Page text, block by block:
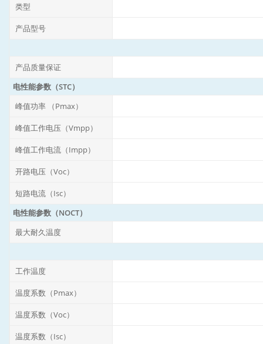
类型
产品型号
产品质量保证
电性能参数（STC）
峰值功率 （Pmax）
峰值工作电压（Vmpp）
峰值工作电流（Impp）
开路电压（Voc）
短路电流（Isc）
电性能参数（NOCT）
最大耐久温度
工作温度
温度系数（Pmax）
温度系数（Voc）
温度系数（Isc）